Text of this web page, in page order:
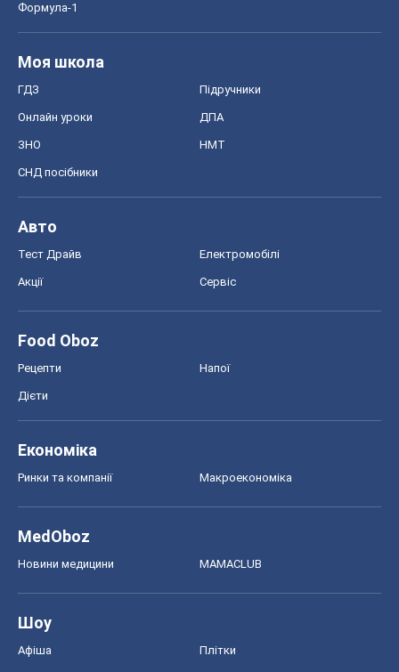
Формула-1
Моя школа
ГДЗ Підручники
Онлайн уроки ДПА
ЗНО НМТ
СНД посібники
Авто
Тест Драйв Електромобілі
Акції Сервіс
Food Oboz
Рецепти Напої
Дієти
Економіка
Ринки та компанії Макроекономіка
MedOboz
Новини медицини MAMACLUB
Шоу
Афіша Плітки